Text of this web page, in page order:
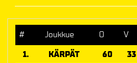
# Joukkue O V
1.
KÄRPÄT 60 33